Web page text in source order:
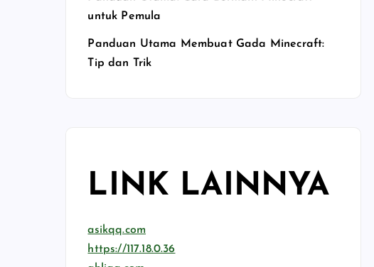
untuk Pemula
Panduan Utama Membuat Gada Minecraft:
Tip dan Trik
LINK LAINNYA
asikqq.com
https://117.18.0.36